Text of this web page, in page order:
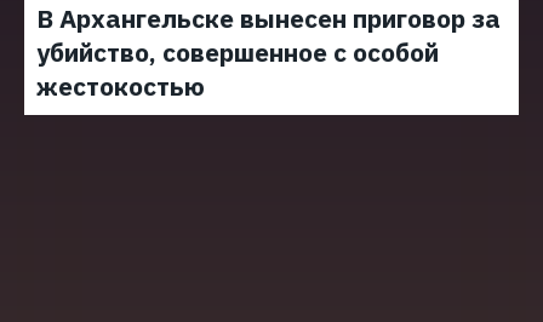
В Архангельске вынесен приговор за
убийство, совершенное с особой
жестокостью